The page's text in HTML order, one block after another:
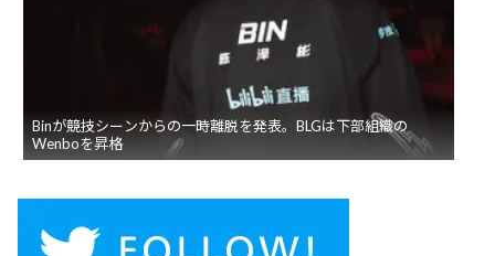
Binが競技シーンからの一時離脱を発表。BLGは下部組織の
Wenboを昇格